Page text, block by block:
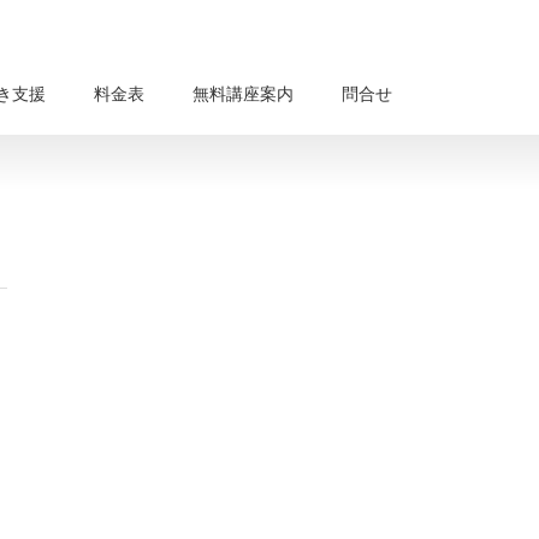
支援 料金表 無料講座案内 問合せ